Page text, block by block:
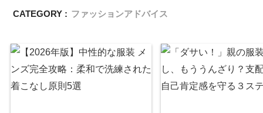
CATEGORY : ファッションアドバイス